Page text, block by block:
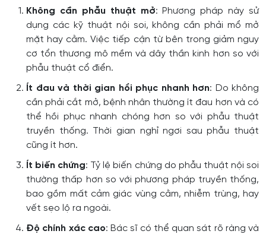
Không cần phẫu thuật mở: Phương pháp này sử
dụng các kỹ thuật nội soi, không cần phải mổ mở
mặt hay cằm. Việc tiếp cận từ bên trong giảm nguy
cơ tổn thương mô mềm và dây thần kinh hơn so với
phẫu thuật cổ điển.
Ít đau và thời gian hồi phục nhanh hơn: Do không
cần phải cắt mở, bệnh nhân thường ít đau hơn và có
thể hồi phục nhanh chóng hơn so với phẫu thuật
truyền thống. Thời gian nghỉ ngơi sau phẫu thuật
cũng ít hơn.
Ít biến chứng: Tỷ lệ biến chứng do phẫu thuật nội soi
thường thấp hơn so với phương pháp truyền thống,
bao gồm mất cảm giác vùng cằm, nhiễm trùng, hay
vết sẹo lộ ra ngoài.
Độ chính xác cao: Bác sĩ có thể quan sát rõ ràng và